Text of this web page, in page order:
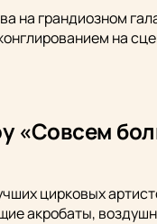
на грандиозном
на
«Совсем
цирковых
акробаты,